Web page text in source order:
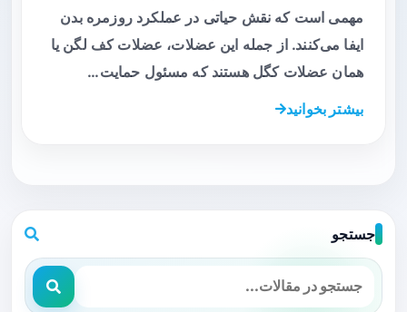
مهمی است که نقش حیاتی در عملکرد روزمره بدن
ایفا می‌کنند. از جمله این عضلات، عضلات کف لگن یا
همان عضلات کگل هستند که مسئول حمایت…
بیشتر بخوانید
جستجو